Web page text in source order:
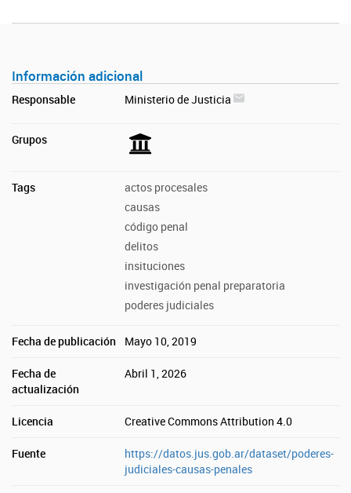
Información adicional
Responsable Ministerio de Justicia
Grupos
Tags
actos procesales
causas
código penal
delitos
insituciones
investigación penal preparatoria
poderes judiciales
Fecha de publicación Mayo 10, 2019
Fecha de
actualización
Abril 1, 2026
Licencia Creative Commons Attribution 4.0
Fuente
https://datos.jus.gob.ar/dataset/poderes-
judiciales-causas-penales